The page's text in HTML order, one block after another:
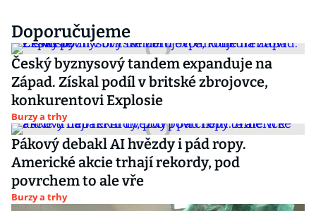
Doporučujeme
Český byznysový tandem expanduje na
Západ. Získal podíl v britské zbrojovce,
konkurentovi Explosie
Burzy a trhy
Pákový debakl AI hvězdy i pád ropy.
Americké akcie trhají rekordy, pod
povrchem to ale vře
Burzy a trhy